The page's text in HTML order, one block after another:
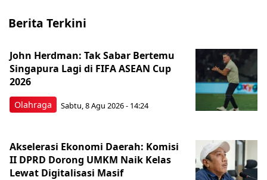
Berita Terkini
Olahraga
John Herdman: Tak Sabar Bertemu
Singapura Lagi di FIFA ASEAN Cup
2026
Sabtu, 8 Agu 2026 - 14:24
Akselerasi Ekonomi Daerah: Komisi
II DPRD Dorong UMKM Naik Kelas
Lewat Digitalisasi Masif